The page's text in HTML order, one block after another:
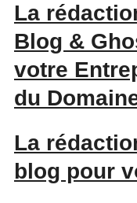
La
Blog &
votre
du
La
blog pour